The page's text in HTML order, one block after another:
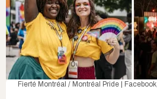
Fierté Montréal / Montréal Pride | Facebook